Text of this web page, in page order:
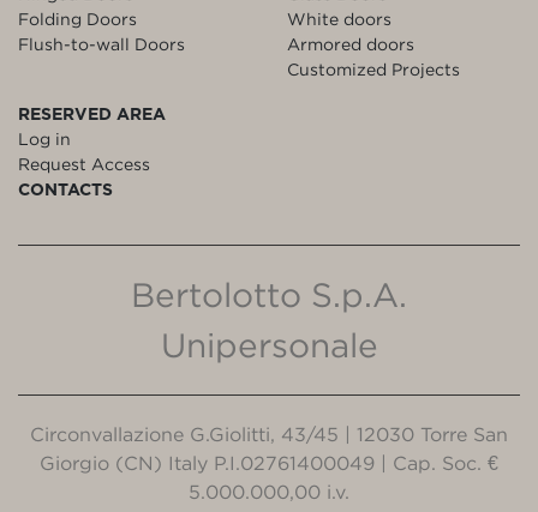
Folding Doors
Flush-to-wall Doors
White doors
Armored doors
Customized Projects
RESERVED AREA
Log in
Request Access
CONTACTS
Bertolotto S.p.A.
Unipersonale
Circonvallazione G.Giolitti, 43/45 | 12030 Torre San
Giorgio (CN) Italy P.I.02761400049 | Cap. Soc. €
5.000.000,00 i.v.